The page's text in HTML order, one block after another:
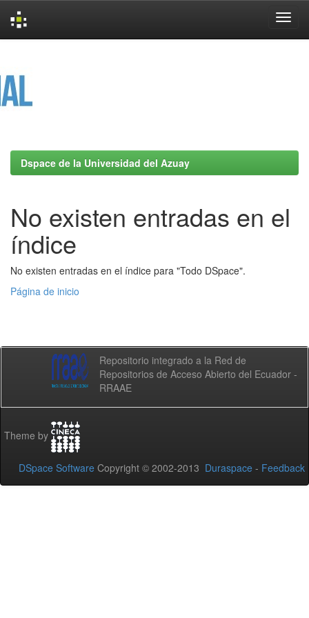
Dspace de la Universidad del Azuay
No existen entradas en el
índice
No existen entradas en el índice para "Todo DSpace".
Página de inicio
Repositorio integrado a la Red de
Repositorios de Acceso Abierto del Ecuador -
RRAAE
Theme by
DSpace Software Copyright © 2002-2013 Duraspace - Feedback